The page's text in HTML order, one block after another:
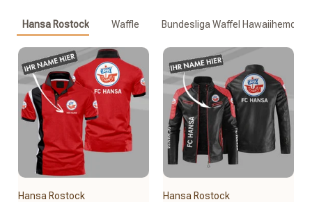
Hansa Rostock Waffle Bundesliga Waffel Hawaiihemd
Hansa Rostock
Hansa Rostock